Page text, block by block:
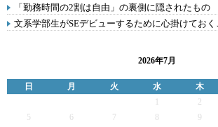
「勤務時間の2割は自由」の裏側に隠されたもの
文系学部生がSEデビューするために心掛けておく
2026年7月
日 月 火 水 木
2
5
6 7 9